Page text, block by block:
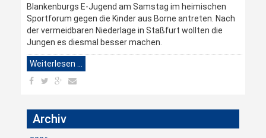
Blankenburgs E-Jugend am Samstag im heimischen
Sportforum gegen die Kinder aus Borne antreten. Nach
der vermeidbaren Niederlage in Staßfurt wollten die
Jungen es diesmal besser machen.
Weiterlesen …
Archiv